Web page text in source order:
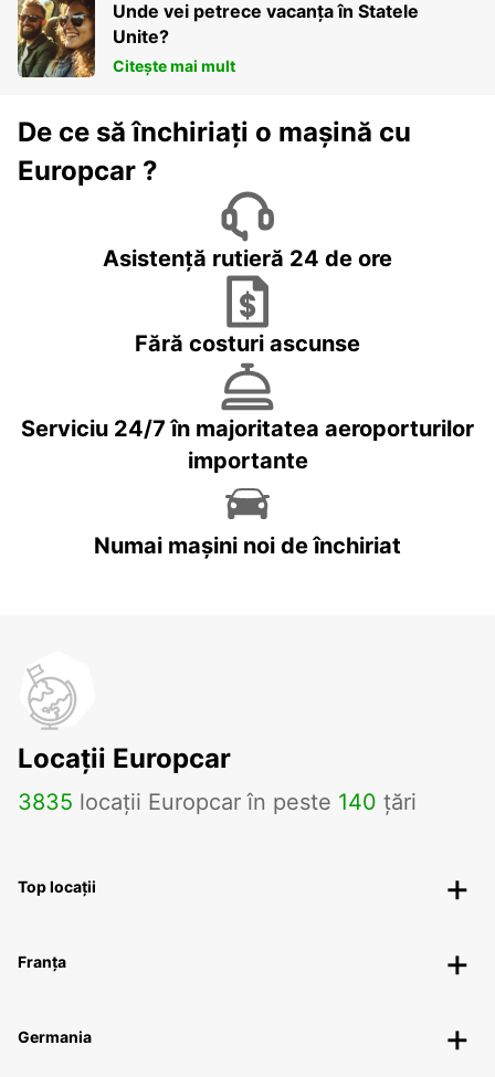
Unde vei petrece vacanța în Statele
Unite?
Citește mai mult
De ce să închiriați o mașină cu
Europcar ?
Asistență rutieră 24 de ore
Fără costuri ascunse
Serviciu 24/7 în majoritatea aeroporturilor
importante
Numai mașini noi de închiriat
Locații Europcar
3835 locații Europcar în peste 140 țări
Top locații
Franța
Germania